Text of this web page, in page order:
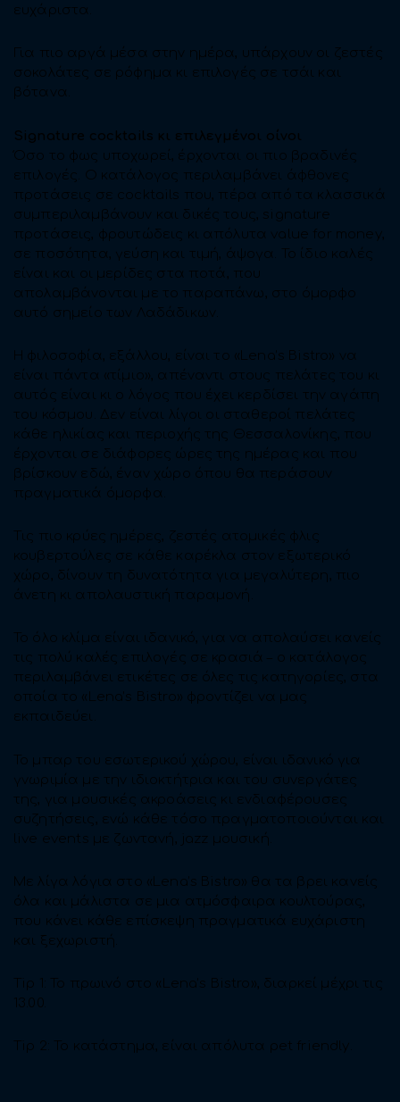
ευχάριστα.
Για πιο αργά μέσα στην ημέρα, υπάρχουν οι ζεστές
σοκολάτες σε ρόφημα κι επιλογές σε τσάι και
βότανα.
Signature cocktails κι επιλεγμένοι οίνοι
Όσο το φως υποχωρεί, έρχονται οι πιο βραδινές
επιλογές. Ο κατάλογος περιλαμβάνει άφθονες
προτάσεις σε cocktails που, πέρα από τα κλασσικά
συμπεριλαμβάνουν και δικές τους, signature
προτάσεις, φρουτώδεις κι απόλυτα value for money,
σε ποσότητα, γεύση και τιμή, άψογα. Το ίδιο καλές
είναι και οι μερίδες στα ποτά, που
απολαμβάνονται με το παραπάνω, στο όμορφο
αυτό σημείο των Λαδάδικων.
Η φιλοσοφία, εξάλλου, είναι το «Lena’s Bistro» να
είναι πάντα «τίμιο», απέναντι στους πελάτες του κι
αυτός είναι κι ο λόγος που έχει κερδίσει την αγάπη
του κόσμου. Δεν είναι λίγοι οι σταθεροί πελάτες
κάθε ηλικίας και περιοχής της Θεσσαλονίκης, που
έρχονται σε διάφορες ώρες της ημέρας και που
βρίσκουν εδώ, έναν χώρο όπου θα περάσουν
πραγματικά όμορφα.
Τις πιο κρύες ημέρες, ζεστές ατομικές φλις
κουβερτούλες σε κάθε καρέκλα στον εξωτερικό
χώρο, δίνουν τη δυνατότητα για μεγαλύτερη, πιο
άνετη κι απολαυστική παραμονή.
Το όλο κλίμα είναι ιδανικό, για να απολαύσει κανείς
τις πολύ καλές επιλογές σε κρασιά – ο κατάλογος
περιλαμβάνει ετικέτες σε όλες τις κατηγορίες, στα
οποία το «Lena’s Bistro» φροντίζει να μας
εκπαιδεύει.
To μπαρ του εσωτερικού χώρου, είναι ιδανικό για
γνωριμία με την ιδιοκτήτρια και του συνεργάτες
της, για μουσικές ακροάσεις κι ενδιαφέρουσες
συζητήσεις, ενώ κάθε τόσο πραγματοποιούνται και
live events με ζωντανή, jazz μουσική.
Με λίγα λόγια στο «Lena’s Bistro» θα τα βρει κανείς
όλα και μάλιστα σε μια ατμόσφαιρα κουλτούρας,
που κάνει κάθε επίσκεψη πραγματικά ευχάριστη
και ξεχωριστή.
Tip 1: Το πρωινό στο «Lena’s Bistro», διαρκεί μέχρι τις
13.00.
Tip 2: Το κατάστημα, είναι απόλυτα pet friendly.